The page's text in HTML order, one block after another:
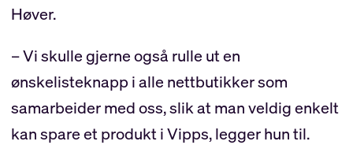
Høver.
– Vi skulle gjerne også rulle ut en
ønskelisteknapp i alle nettbutikker som
samarbeider med oss, slik at man veldig enkelt
kan spare et produkt i Vipps, legger hun til.